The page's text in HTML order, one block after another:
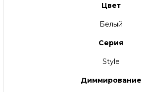
Цвет
Белый
Серия
Style
Диммирование